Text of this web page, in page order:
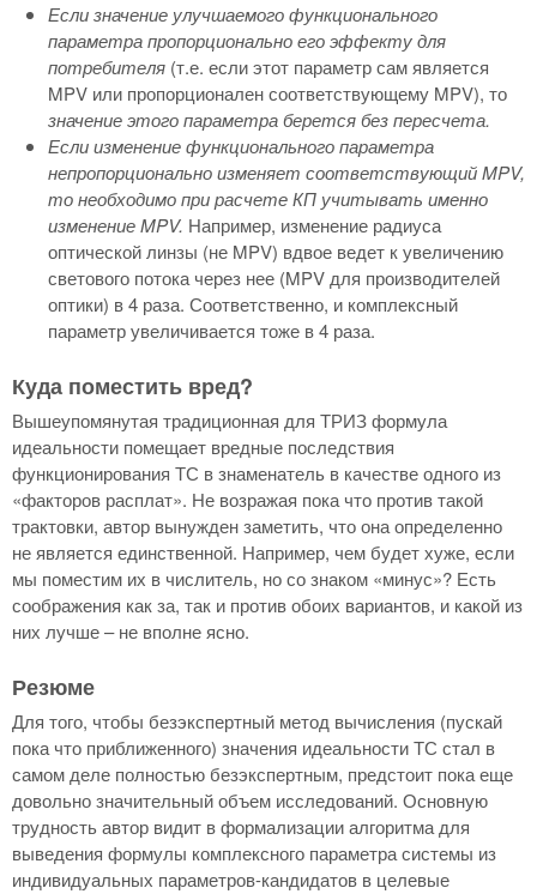
Если значение улучшаемого функционального
параметра пропорционально его эффекту для
потребителя (т.е. если этот параметр сам является
MPV или пропорционален соответствующему MPV), то
значение этого параметра берется без пересчета.
Если изменение функционального параметра
непропорционально изменяет соответствующийMPV,
то необходимо при расчете КП учитывать именно
изменениеMPV. Например, изменение радиуса
оптической линзы (не MPV) вдвое ведет к увеличению
светового потока через нее (MPV для производителей
оптики) в 4 раза. Соответственно, и комплексный
параметр увеличивается тоже в 4 раза.
Куда поместить вред?
Вышеупомянутая традиционная для ТРИЗ формула
идеальности помещает вредные последствия
функционирования ТС в знаменатель в качестве одного из
«факторов расплат». Не возражая пока что против такой
трактовки, автор вынужден заметить, что она определенно
не является единственной. Например, чем будет хуже, если
мы поместим их в числитель, но со знаком «минус»? Есть
соображения как за, так и против обоих вариантов, и какой из
них лучше – не вполне ясно.
Резюме
Для того, чтобы безэкспертный метод вычисления (пускай
пока что приближенного) значения идеальности ТС стал в
самом деле полностью безэкспертным, предстоит пока еще
довольно значительный объем исследований. Основную
трудность автор видит в формализации алгоритма для
выведения формулы комплексного параметра системы из
индивидуальных параметров-кандидатов в целевые